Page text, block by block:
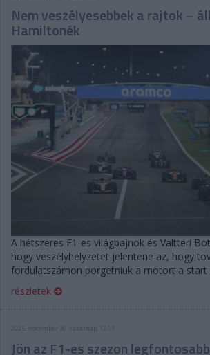
Nem veszélyesebbek a rajtok –
Hamiltonék
A hétszeres F1-es világbajnok és Valtteri
hogy veszélyhelyzetet jelentene az, hogy
fordulatszámon pörgetniük a motort a start
részletek
2025. november 30. vasárnap, 12:17
Jön az F1-es szezon